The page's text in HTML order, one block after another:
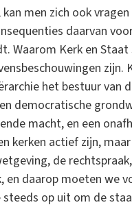
men zich ook
daarvan
Waarom Kerk en
zijn.
het bestuur van
democratische
macht, en een
kerken actief zijn,
de
en daarop moeten we
op uit om de